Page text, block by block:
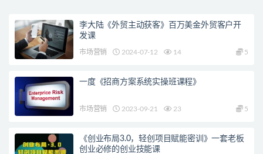
李大陆《外贸主动获客》百万美金外贸客户开
发课
市场营销 2024-07-12 14 5
一度《招商方案系统实操班课程》
市场营销 2023-09-21 23 5
《创业布局3.0，轻创项目赋能密训》一套老板
创业必修的创业技能课